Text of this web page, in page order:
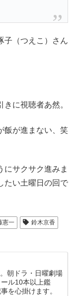
子（つえこ）さん
に視聴者あ然。
飯が進まない、笑
にサクサク進みま
たい土曜日の回で
憲一
鈴木京香
朝ドラ・日曜劇場
ル10本以上鑑
を心掛けます。